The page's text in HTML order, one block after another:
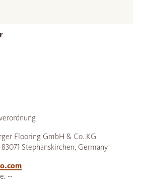
Flooring GmbH & Co. KG
83071 Stephanskirchen, Germany
--